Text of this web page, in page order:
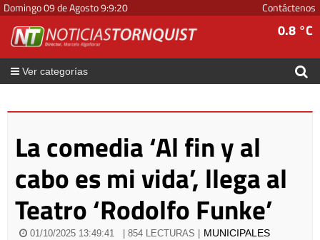
Domingo 09 de Agosto9:9:20 Contáctenos
0.8 °C
Ver categorías
La comedia ‘Al fin y al
cabo es mi vida’, llega al
Teatro ‘Rodolfo Funke’
01/10/2025 13:49:41 | 854 LECTURAS | MUNICIPALES